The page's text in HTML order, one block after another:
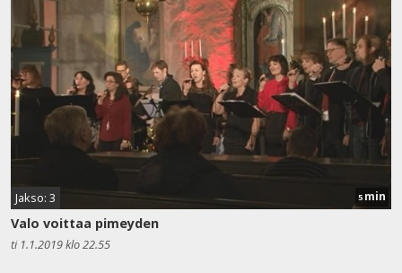
Jakso: 3 5 min
Valo voittaa pimeyden
ti 1.1.2019 klo 22.55